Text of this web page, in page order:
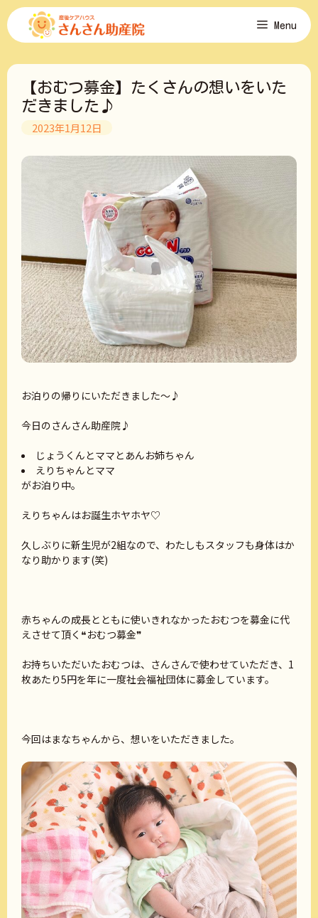
コ
ン
ツ
Menu
【おむつ募金】たくさんの想いをいた
だきました♪
2023年1月12日
お泊りの帰りにいただきました～♪
今日のさんさん助産院♪
じょうくんとママとあんお姉ちゃん
えりちゃんとママ
がお泊り中。
えりちゃんはお誕生ホヤホヤ♡
久しぶりに新生児が2組なので、わたしもスタッフも身体はか
なり助かります(笑)
赤ちゃんの成長とともに使いきれなかったおむつを募金に代
えさせて頂く❝おむつ募金❞
お持ちいただいたおむつは、さんさんで使わせていただき、1
枚あたり5円を年に一度社会福祉団体に募金しています。
今回はまなちゃんから、想いをいただきました。